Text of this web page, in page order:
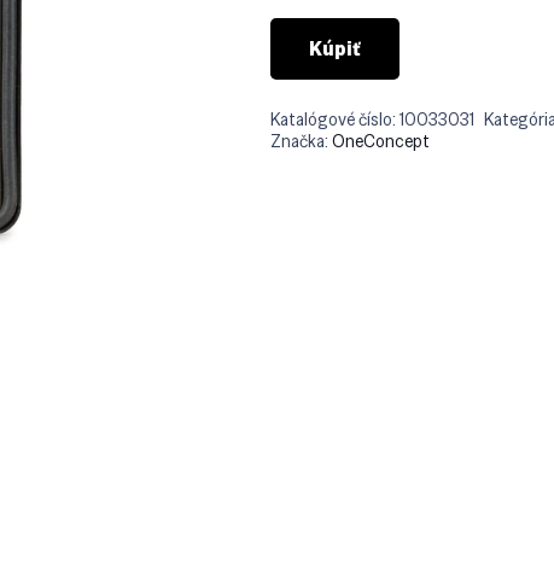
Kúpiť
Katalógové číslo:10033031
Značka:OneConcept